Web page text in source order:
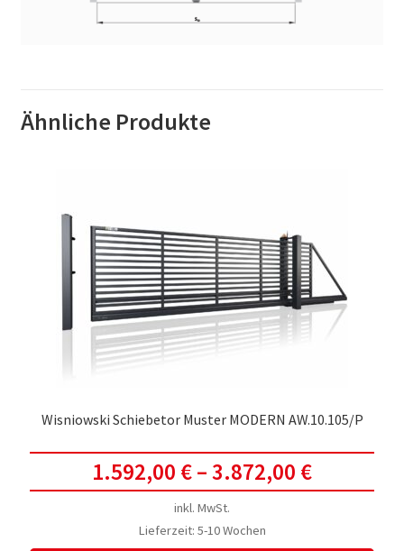
Ähnliche Produkte
Wisniowski Schiebetor Muster MODERN AW.10.105/P
1.592,00 €–3.872,00 €
inkl. MwSt.
Lieferzeit: 5-10 Wochen